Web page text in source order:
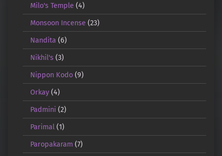
Milo's Temple (4)
Monsoon Incense (23)
Nandita (6)
Nikhil's(3)
Nippon Kodo(9)
Orkay(4)
Padmini (2)
Parimal(1)
Paropakaram (7)